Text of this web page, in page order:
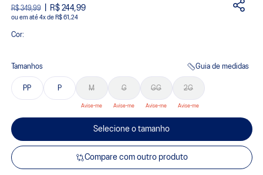
R$ 349,99 R$ 244,99
ou 4xde R$ 61,24
Cor:
Tamanhos Guia de medidas
PP P M G GG 2G
Selecione o tamanho
Compare com outro produto